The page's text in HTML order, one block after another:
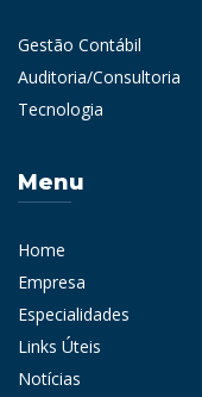
Gestão Contábil
Auditoria/Consultoria
Tecnologia
Menu
Home
Empresa
Especialidades
Links Úteis
Notícias